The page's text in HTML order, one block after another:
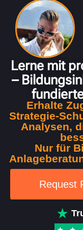
new lp
Lerne mit
–
Erhalte
Strategie-
Analysen,
Nur für
Request